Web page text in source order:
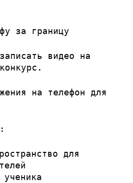
за границу
видео на
на телефон для
для
ученика